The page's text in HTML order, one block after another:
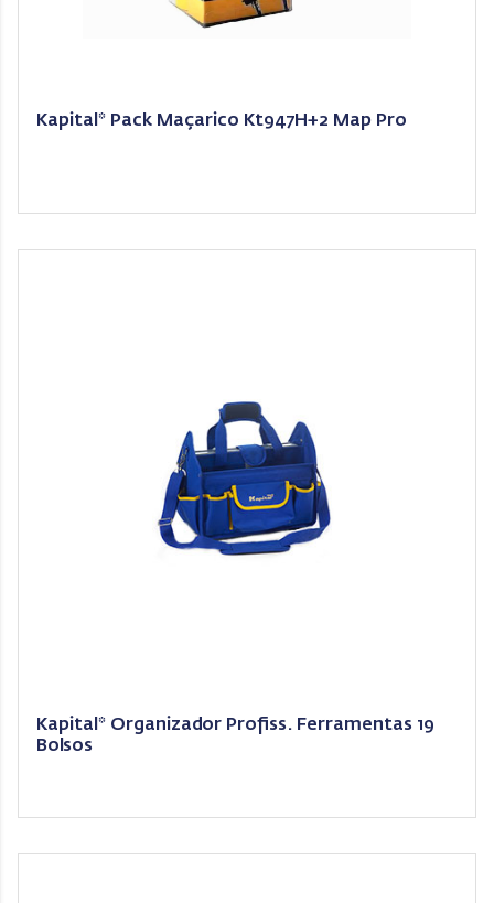
Kapital* Pack Maçarico Kt947H+2 Map Pro
Kapital* Organizador Profiss. Ferramentas 19
Bolsos